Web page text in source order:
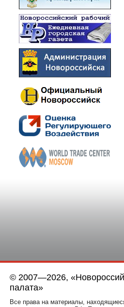
© 2007—2026,
палата»
Все права на материалы,